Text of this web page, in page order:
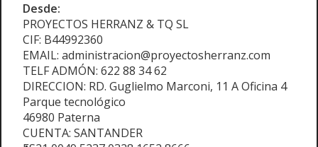
Desde:
PROYECTOS HERRANZ & TQ SL
CIF: B44992360
EMAIL: administracion@proyectosherranz.com
TELF ADMÓN: 622 88 34 62
DIRECCION: RD. Guglielmo Marconi, 11 A Oficina 4
Parque tecnológico
46980 Paterna
CUENTA: SANTANDER